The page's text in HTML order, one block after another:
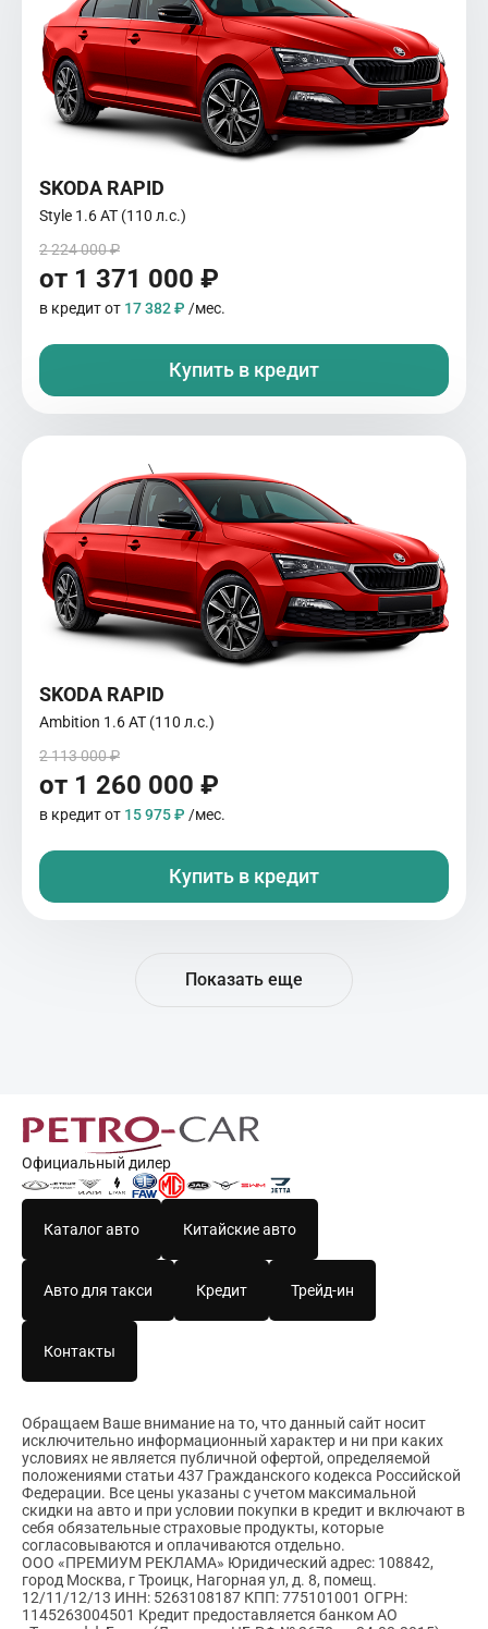
SKODA RAPID
Style 1.6 AT (110 л.с.)
2 224 000 ₽
от 1 371 000 ₽
в кредит от 17 382 ₽ /мес.
Купить в кредит
SKODA RAPID
Ambition 1.6 AT (110 л.с.)
2 113 000 ₽
от 1 260 000 ₽
в кредит от 15 975 ₽ /мес.
Купить в кредит
Показать еще
Официальный дилер
Каталог авто Китайские авто
Авто для такси Кредит Трейд-ин
Контакты
Обращаем Ваше внимание на то, что данный сайт носит
исключительно информационный характер и ни при каких
условиях не является публичной офертой, определяемой
положениями статьи 437 Гражданского кодекса Российской
Федерации. Все цены указаны с учетом максимальной
скидки на авто и при условии покупки в кредит и включают в
себя обязательные страховые продукты, которые
согласовываются и оплачиваются отдельно.
ООО «ПРЕМИУМ РЕКЛАМА» Юридический адрес: 108842,
город Москва, г Троицк, Нагорная ул, д. 8, помещ.
12/11/12/13 ИНН: 5263108187 КПП: 775101001 ОГРН:
1145263004501 Кредит предоставляется банком АО